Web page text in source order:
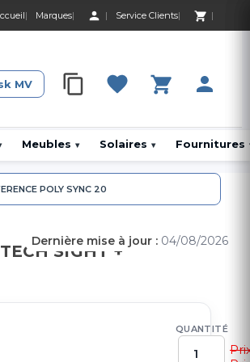
Marques Service Clients
0 Produit 0,00
MV 0 Produit 0,00 DH
Meubles ▾ Solaires ▾ Fournitures
POLY SYNC 20
SIGHT +
QUANTITÉ
Dernière mise à jour : 04/08/2026